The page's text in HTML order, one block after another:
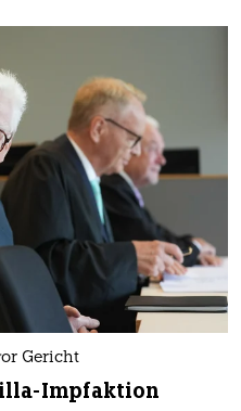
Gericht
Impfaktion